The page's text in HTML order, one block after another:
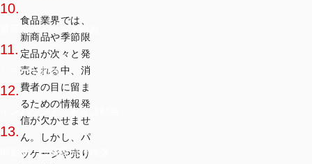
10.
展示会・イベント動画
11.
ショート動画
12.
インバウンド・多言語動画
13.
IR動画・投資家向け映像
食品業界では、
新商品や季節限
定品が次々と発
売される中、消
費者の目に留ま
るための情報発
信が欠かせませ
ん。しかし、パ
ッケージや売り